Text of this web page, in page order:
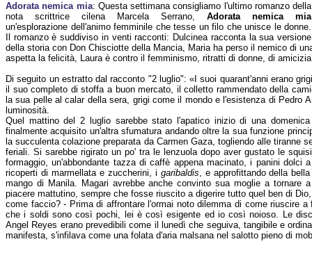
Adorata nemica mia: Questa settimana consigliamo l'ultimo romanzo della
nota scrittrice cilena Marcela Serrano, Adorata nemica mia
un'esplorazione dell'animo femminile che tesse un filo che unisce le donne.
Il romanzo è suddiviso in venti racconti: Dulcinea racconta la sua versione
della storia con Don Chisciotte della Mancia, Maria ha perso il nemico di
aspetta la felicità, Laura è contro il femminismo, ritratti di donne, di
Di seguito un estratto dal racconto "2 luglio": «I suoi quarant'anni erano
il suo completo di stoffa a buon mercato, il colletto rammendato della
la sua pelle al calar della sera, grigi come il mondo e l'esistenza di Pedro
luminosità.
Quel mattino del 2 luglio sarebbe stato l'apatico inizio di una
finalmente acquisito un'altra sfumatura andando oltre la sua funzione
la succulenta colazione preparata da Carmen Gaza, togliendo alle tiranne
feriali. Si sarebbe rigirato un po' tra le lenzuola dopo aver gustato le
formaggio, un'abbondante tazza di caffè appena macinato, i panini dolci
ricoperti di marmellata e zuccherini, i garibaldis, e approfittando della
mango di Manila. Magari avrebbe anche convinto sua moglie a tornare
piacere mattutino, sempre che fosse riuscito a digerire tutto quel ben di
come faccio? - Prima di affrontare l'ormai noto dilemma di come riuscire
che i soldi sono così pochi, lei è così esigente ed io così noioso. Le
Angel Reyes erano prevedibili come il lunedì che seguiva, tangibile e
manifesta, s'infilava come una folata d'aria malsana nel salotto pieno di